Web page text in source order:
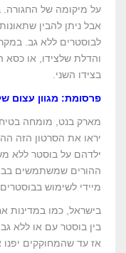
על מיקומה של החגורה.
אבל ניתן להבין
לבוסטרים ללא גב.
והדלת שלצידו, או כסא
בצידו השני.
פרסומת: מגוון עצום
מארק בנט, מומחה
יראו את הסרטון הזה
ילדהם על בוסטר ללא
ההורים שמשתמשים
מיידי לשימוש
בישראל, כמו במדינות
אז עד שהמחוקקים